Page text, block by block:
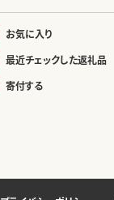
お気に入り
最近チェックした返礼品
寄付する